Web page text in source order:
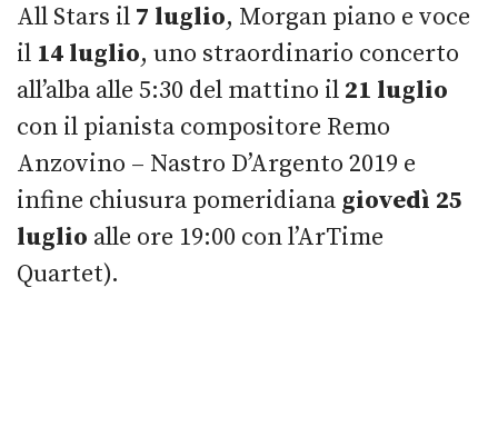
All Stars il 7 luglio, Morgan piano e voce
il 14 luglio, uno straordinario concerto
all’alba alle 5:30 del mattino il 21 luglio
con il pianista compositore Remo
Anzovino – Nastro D’Argento 2019 e
infine chiusura pomeridiana giovedì 25
luglio alle ore 19:00 con l’ArTime
Quartet).